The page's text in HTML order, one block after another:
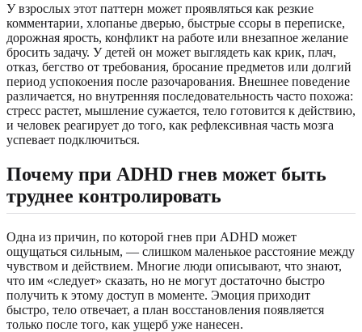
У взрослых этот паттерн может проявляться как резкие
комментарии, хлопанье дверью, быстрые ссоры в переписке,
дорожная ярость, конфликт на работе или внезапное желание
бросить задачу. У детей он может выглядеть как крик, плач,
отказ, бегство от требования, бросание предметов или долгий
период успокоения после разочарования. Внешнее поведение
различается, но внутренняя последовательность часто похожа:
стресс растет, мышление сужается, тело готовится к действию,
и человек реагирует до того, как рефлексивная часть мозга
успевает подключиться.
Почему при ADHD гнев может быть
труднее контролировать
Одна из причин, по которой гнев при ADHD может
ощущаться сильным, — слишком маленькое расстояние между
чувством и действием. Многие люди описывают, что знают,
что им «следует» сказать, но не могут достаточно быстро
получить к этому доступ в моменте. Эмоция приходит
быстро, тело отвечает, а план восстановления появляется
только после того, как ущерб уже нанесен.